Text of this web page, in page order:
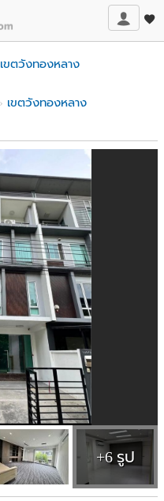
เขตวังทองหลาง
เขตวังทองหลาง
+6 รูป